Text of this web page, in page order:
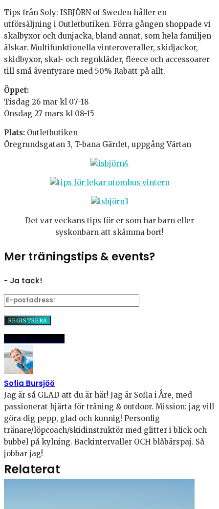
Tips från Sofy: ISBJÖRN of Sweden håller en
utförsäljning i Outletbutiken. Förra gången shoppade vi
skalbyxor och dunjacka, bland annat, som hela familjen
älskar. Multifunktionella vinteroveraller, skidjackor,
skidbyxor, skal- och regnkläder, fleece och accessoarer
till små äventyrare med 50% Rabatt på allt.
Öppet:
Tisdag 26 mar kl 07-18
Onsdag 27 mars kl 08-15
Plats: Outletbutiken
Öregrundsgatan 3, T-bana Gärdet, uppgång Värtan
Det var veckans tips för er som har barn eller
syskonbarn att skämma bort!
Mer träningstips & events?
- Ja tack!
DelaPinnaE-post
Sofia Bursjöö
Jag är så GLAD att du är här! Jag är Sofia i Åre, med
passionerat hjärta för träning & outdoor. Mission: jag vill
göra dig pepp, glad och kunnig! Personlig
tränare/löpcoach/skidinstruktör med glitter i blick och
bubbel på kylning. Backintervaller OCH blåbärspaj. Så
jobbar jag!
Relaterat